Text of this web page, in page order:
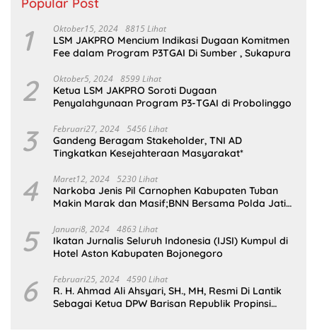
Popular Post
1 Oktober15, 2024 8815 Lihat
LSM JAKPRO Mencium Indikasi Dugaan Komitmen
Fee dalam Program P3TGAI Di Sumber , Sukapura
2 Oktober5, 2024 8599 Lihat
Ketua LSM JAKPRO Soroti Dugaan
Penyalahgunaan Program P3-TGAI di Probolinggo
3 Februari27, 2024 5456 Lihat
Gandeng Beragam Stakeholder, TNI AD
Tingkatkan Kesejahteraan Masyarakat*
4 Maret12, 2024 5230 Lihat
Narkoba Jenis Pil Carnophen Kabupaten Tuban
Makin Marak dan Masif;BNN Bersama Polda Jatim
5 Januari8, 2024 4863 Lihat
Ikatan Jurnalis Seluruh Indonesia (IJSI) Kumpul di
Hotel Aston Kabupaten Bojonegoro
6 Februari25, 2024 4590 Lihat
R. H. Ahmad Ali Ahsyari, SH., MH, Resmi Di Lantik
Sebagai Ketua DPW Barisan Republik Propinsi